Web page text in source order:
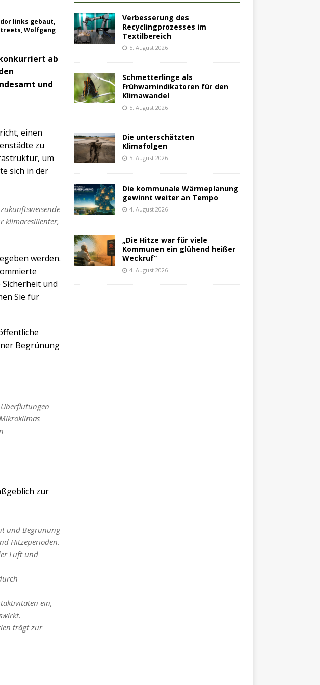
links gebaut,
Wolfgang
ab
und
einen
zu
um
sich in der
klimaresilienter,
werden.
und
Sie für
Begrünung
zur
und Begrünung
Hitzeperioden.
Luft und
ein,
trägt zur
Verbesserung des
Recyclingprozesses im
Textilbereich
5. August 2026
Schmetterlinge als
Frühwarnindikatoren für den
Klimawandel
5. August 2026
Die unterschätzten
Klimafolgen
5. August 2026
Die kommunale Wärmeplanung
gewinnt weiter an Tempo
4. August 2026
„Die Hitze war für viele
Kommunen ein glühend heißer
Weckruf“
4. August 2026